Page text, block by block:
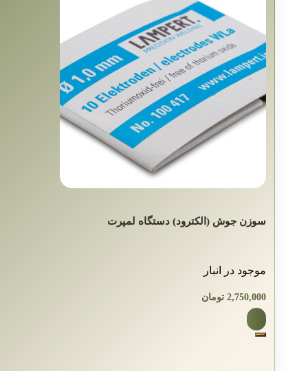
سوزن جوش (الکترود) دستگاه لمپرت
موجود در انبار
2,750,000 تومان